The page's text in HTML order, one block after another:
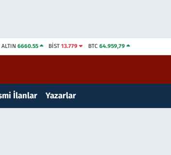
ALTIN 6660.55 BİST13.779 BTC 64.959,79
İlanlar Yazarlar